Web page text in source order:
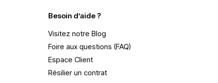
Besoin d’aide ?
Visitez notre Blog
Foire aux questions (FAQ)
Espace Client
Résilier un contrat